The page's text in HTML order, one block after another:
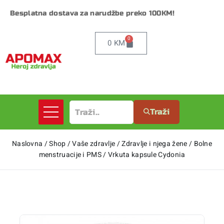
Besplatna dostava za narudžbe preko 100KM!
0 KM 0
Traži
Naslovna /Shop/Vaše zdravlje/Zdravlje i njega žene/ Bolne
menstruacije i PMS/Vrkuta kapsule Cydonia